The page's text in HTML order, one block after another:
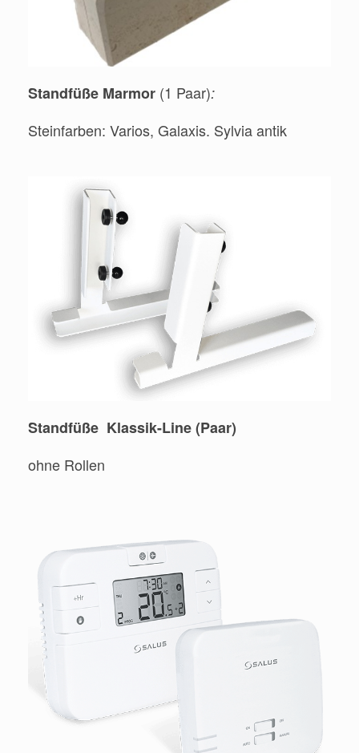
Standfüße Marmor (1 Paar):
Steinfarben: Varios, Galaxis. Sylvia antik
Standfüße Klassik-Line (Paar)
ohne Rollen